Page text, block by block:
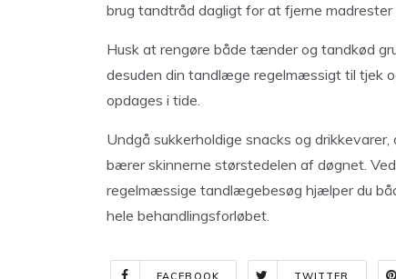
brug tandtråd dagligt for at fjerne
Husk at rengøre både tænder og tandkød
desuden din tandlæge regelmæssigt til tjek
opdages i tide.
Undgå sukkerholdige snacks og
bærer skinnerne størstedelen af døgnet.
regelmæssige tandlægebesøg hjælper du
hele behandlingsforløbet.
FACEBOOK TWITTER